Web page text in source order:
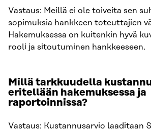
Vastaus: Meillä ei ole toiveita sen
sopimuksia hankkeen toteuttajien
Hakemuksessa on kuitenkin hyvä
rooli ja sitoutuminen hankkeeseen.
Millä tarkkuudella
eritellään hakemuksessa ja
raportoinnissa?
Vastaus: Kustannusarvio laaditaan